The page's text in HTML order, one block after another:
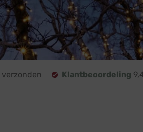
verzonden Klantbeoordeling